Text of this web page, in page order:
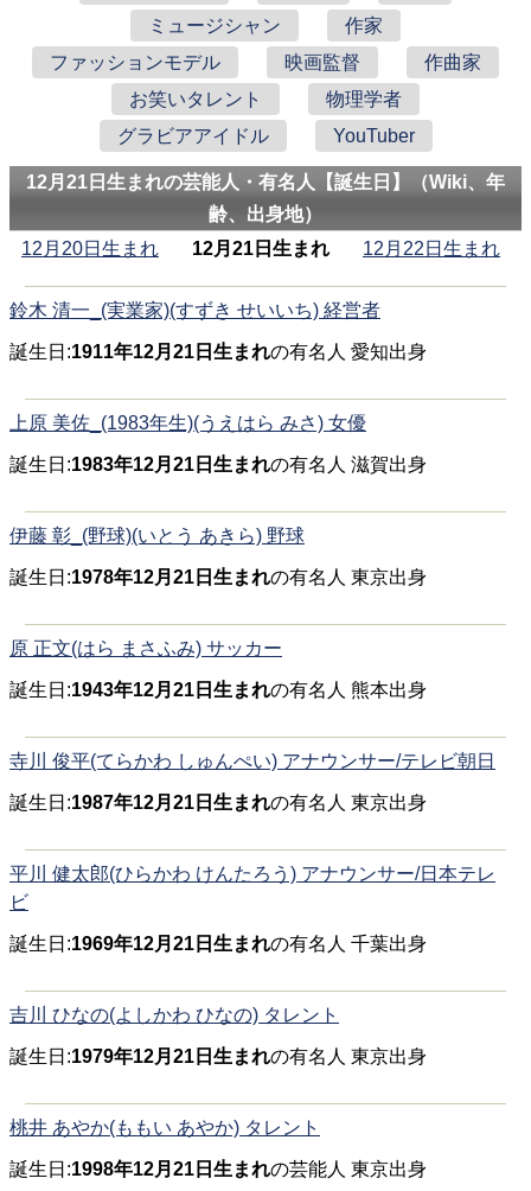
ミュージシャン
作家
ファッションモデル
映画監督
作曲家
お笑いタレント
物理学者
グラビアアイドル
YouTuber
12月21日生まれの芸能人・有名人【誕生日】（Wiki、年
齢、出身地）
12月20日生まれ
12月21日生まれ 12月22日生まれ
鈴木 清一_(実業家)(すずき せいいち) 経営者
誕生日:1911年12月21日生まれの有名人 愛知出身
上原 美佐_(1983年生)(うえはら みさ) 女優
誕生日:1983年12月21日生まれの有名人 滋賀出身
伊藤 彰_(野球)(いとう あきら) 野球
誕生日:1978年12月21日生まれの有名人 東京出身
原 正文(はら まさふみ) サッカー
誕生日:1943年12月21日生まれの有名人 熊本出身
寺川 俊平(てらかわ しゅんぺい) アナウンサー/テレビ朝日
誕生日:1987年12月21日生まれの有名人 東京出身
平川 健太郎(ひらかわ けんたろう) アナウンサー/日本テレ
ビ
誕生日:1969年12月21日生まれの有名人 千葉出身
吉川 ひなの(よしかわ ひなの) タレント
誕生日:1979年12月21日生まれの有名人 東京出身
桃井 あやか(ももい あやか) タレント
誕生日:1998年12月21日生まれの芸能人 東京出身